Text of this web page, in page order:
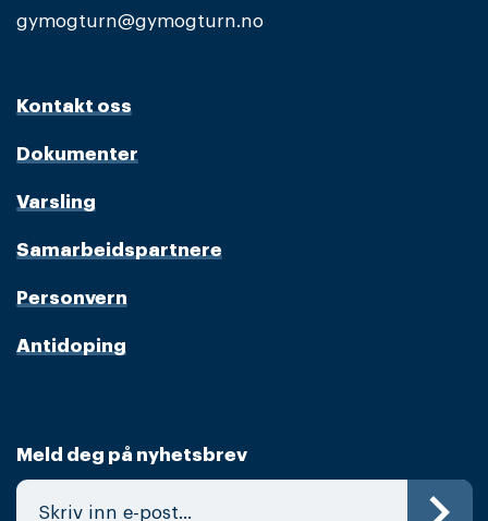
gymogturn@gymogturn.no
Kontakt oss
Dokumenter
Varsling
Samarbeidspartnere
Personvern
Antidoping
Meld deg på nyhetsbrev